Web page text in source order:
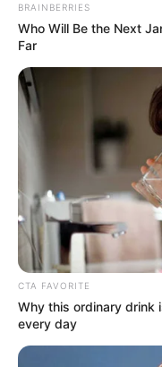
BRAINBERRIES
Who Will Be the Next
Far
CTA FAVORITE
Why this ordinary drink
every day